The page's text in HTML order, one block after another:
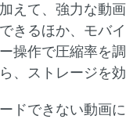
えて、強力な動
きるほか、モバ
操作で圧縮率を
、ストレージを
ドできない動画